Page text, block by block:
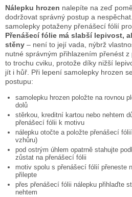
Nálepku hrozen nalepíte na zeď
dodržovat správný postup a
samolepky potaženy přenášecí fólií
Přenášecí fólie má slabší lepivost,
stěny – není to její vada, nýbrž
nutné správným přihlazením přenést
to trochu cviku, protože díky nižší
jít i hůř. Při lepení samolepky hrozen
postupu:
samolepku hrozen položte na rovnou
dolů
stěrkou, kreditní kartou nebo nehtem
přenášecí fólii k motivu
nálepku otočte a položte přenášecí
vzhůru)
pod ostrým úhlem opatrně stahujte
zůstat na přenášecí fólii
motiv spolu s přenášecí fólií přeneste
přilepte
přes přenášecí fólii nálepku přihlaďte
nehtem